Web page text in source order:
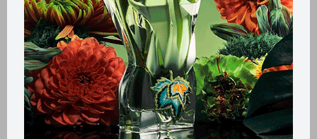
Productos que te pueden interesar